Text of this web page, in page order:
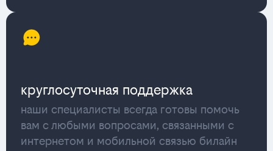
круглосуточная поддержка
наши специалисты всегда готовы помочь
вам с любыми вопросами, связанными с
интернетом и мобильной связью билайн